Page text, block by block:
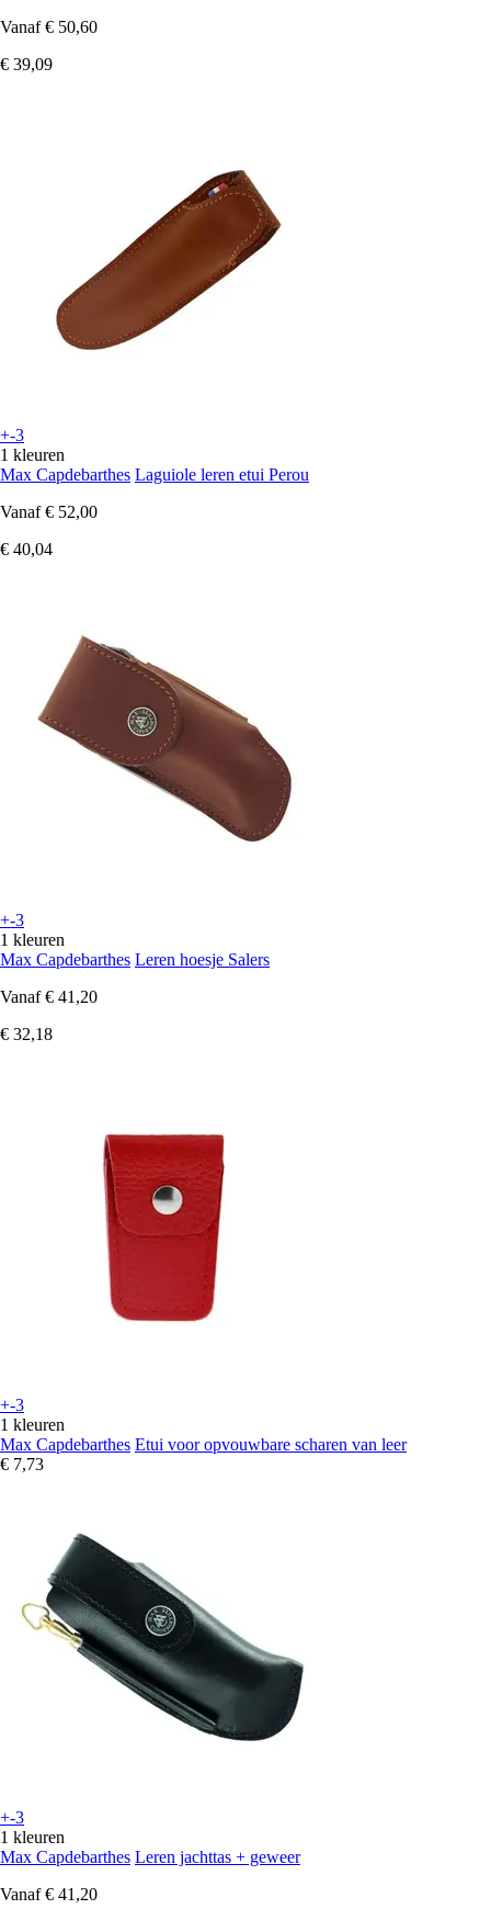
Vanaf € 50,60
€ 39,09
+-3
1 kleuren
Max Capdebarthes Laguiole leren etui Perou
Vanaf € 52,00
€ 40,04
+-3
1 kleuren
Max Capdebarthes Leren hoesje Salers
Vanaf € 41,20
€ 32,18
+-3
1 kleuren
Max Capdebarthes Etui voor opvouwbare scharen van leer
€ 7,73
+-3
1 kleuren
Max Capdebarthes Leren jachttas + geweer
Vanaf € 41,20